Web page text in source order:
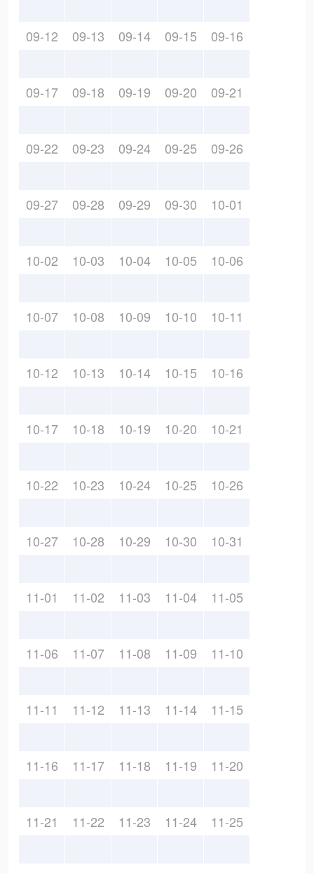
09-12 09-13 09-14 09-15 09-16
09-17 09-18 09-19 09-20 09-21
09-22 09-23 09-24 09-25 09-26
09-27 09-28 09-29 09-30 10-01
10-02 10-03 10-04 10-05 10-06
10-07 10-08 10-09 10-10 10-11
10-12 10-13 10-14 10-15 10-16
10-17 10-18 10-19 10-20 10-21
10-22 10-23 10-24 10-25 10-26
10-27 10-28 10-29 10-30 10-31
11-01 11-02 11-03 11-04 11-05
11-06 11-07 11-08 11-09 11-10
11-11 11-12 11-13 11-14 11-15
11-16 11-17 11-18 11-19 11-20
11-21 11-22 11-23 11-24 11-25